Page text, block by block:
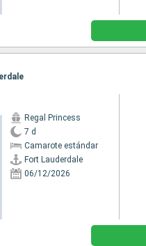
Regal Princess
7 d
Camarote estándar
Fort Lauderdale
06/12/2026